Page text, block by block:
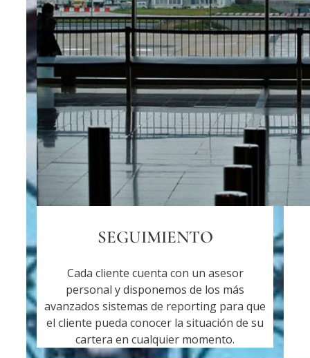
SEGUIMIENTO
Cada cliente cuenta con un asesor
personal y disponemos de los más
avanzados sistemas de reporting para que
el cliente pueda conocer la situación de su
cartera en cualquier momento.